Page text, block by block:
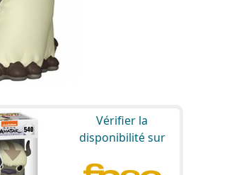
Vérifier la
disponibilité sur